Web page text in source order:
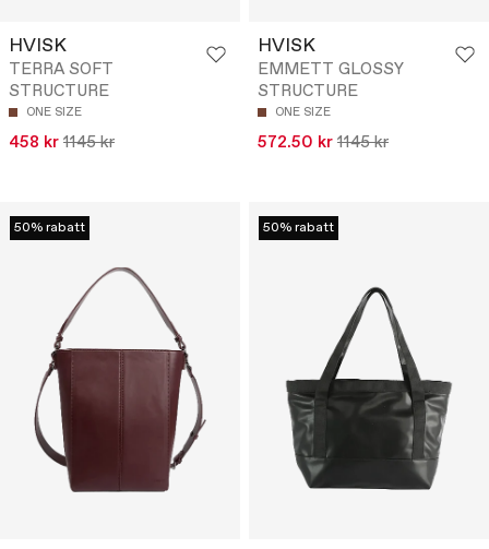
HVISK
TERRA SOFT
STRUCTURE
ONE SIZE
458 kr 1145 kr
HVISK
EMMETT GLOSSY
STRUCTURE
ONE SIZE
572.50 kr 1145 kr
50% rabatt 50% rabatt